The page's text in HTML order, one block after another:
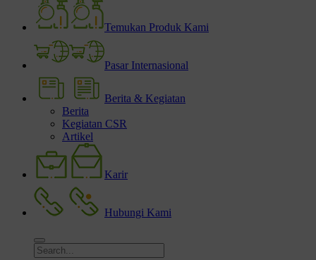
Temukan Produk Kami
Pasar Internasional
Berita & Kegiatan
Berita
Kegiatan CSR
Artikel
Karir
Hubungi Kami